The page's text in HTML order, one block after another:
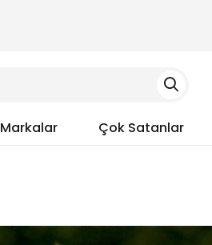
Markalar Çok Satanlar